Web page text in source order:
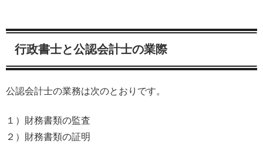
行政書士と公認会計士の業際
公認会計士の業務は次のとおりです。
１）財務書類の監査
２）財務書類の証明